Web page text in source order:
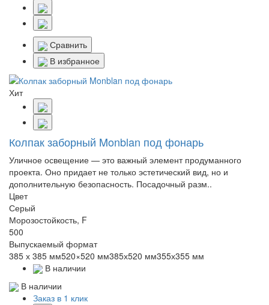
Сравнить
В избранное
Хит
Колпак заборный Monblan под фонарь
Уличное освещение — это важный элемент продуманного
проекта. Оно придает не только эстетический вид, но и
дополнительную безопасность. Посадочный разм..
Цвет
Серый
Морозостойкость, F
500
Выпускаемый формат
385 х 385 мм520×520 мм385х520 мм355х355 мм
В наличии
В наличии
Заказ в 1 клик